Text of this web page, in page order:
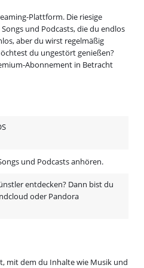
Plattform. Die riesige
und Podcasts, die du endlos
aber du wirst regelmäßig
du ungestört genießen?
Abonnement in Betracht
und Podcasts anhören.
entdecken? Dann bist du
oder Pandora
mit dem du Inhalte wie Musik und